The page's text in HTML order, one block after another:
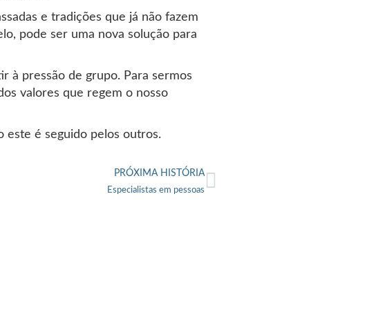
e tradições que já não fazem
pode ser uma nova solução para
à pressão de grupo. Para sermos
valores que regem o nosso
este é seguido pelos outros.
PRÓXIMA HISTÓRIA
Especialistas em pessoas